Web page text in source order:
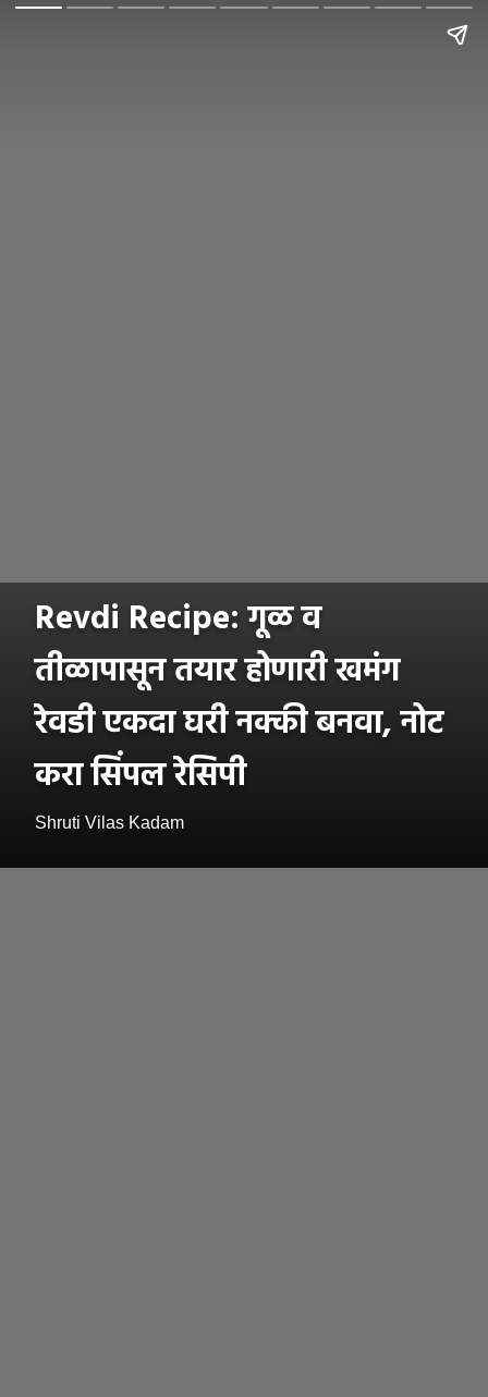
Revdi Recipe: गूळ व
तीळापासून तयार होणारी खमंग
रेवडी एकदा घरी नक्की बनवा, नोट
करा सिंपल रेसिपी
Shruti Vilas Kadam